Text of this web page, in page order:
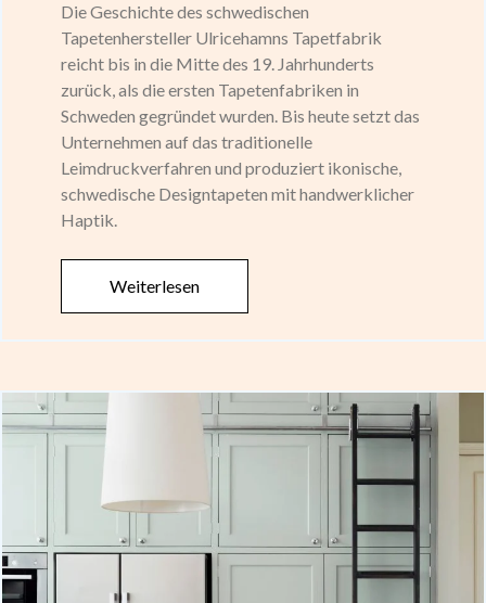
Die Geschichte des schwedischen
Tapetenhersteller Ulricehamns Tapetfabrik
reicht bis in die Mitte des 19. Jahrhunderts
zurück, als die ersten Tapetenfabriken in
Schweden gegründet wurden. Bis heute setzt das
Unternehmen auf das traditionelle
Leimdruckverfahren und produziert ikonische,
schwedische Designtapeten mit handwerklicher
Haptik.
Weiterlesen